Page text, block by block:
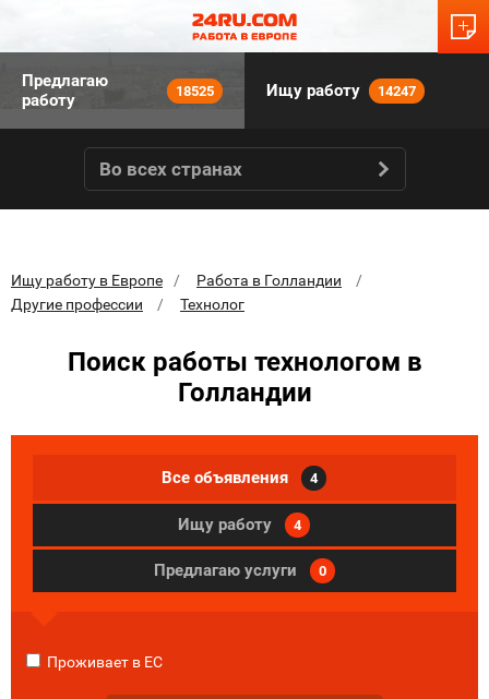
Предлагаю
работу
18525 Ищу работу 14247
Во всех странах
Ищу работу в Европе
Работа в Голландии
Другие профессии
Технолог
Поиск работы технологом в
Голландии
Все объявления 4
Ищу работу 4
Предлагаю услуги 0
Проживает в ЕС